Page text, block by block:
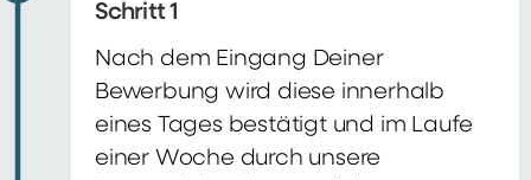
Schritt 1
Nach dem Eingang Deiner
Bewerbung wird diese innerhalb
eines Tages bestätigt und im Laufe
einer Woche durch unsere